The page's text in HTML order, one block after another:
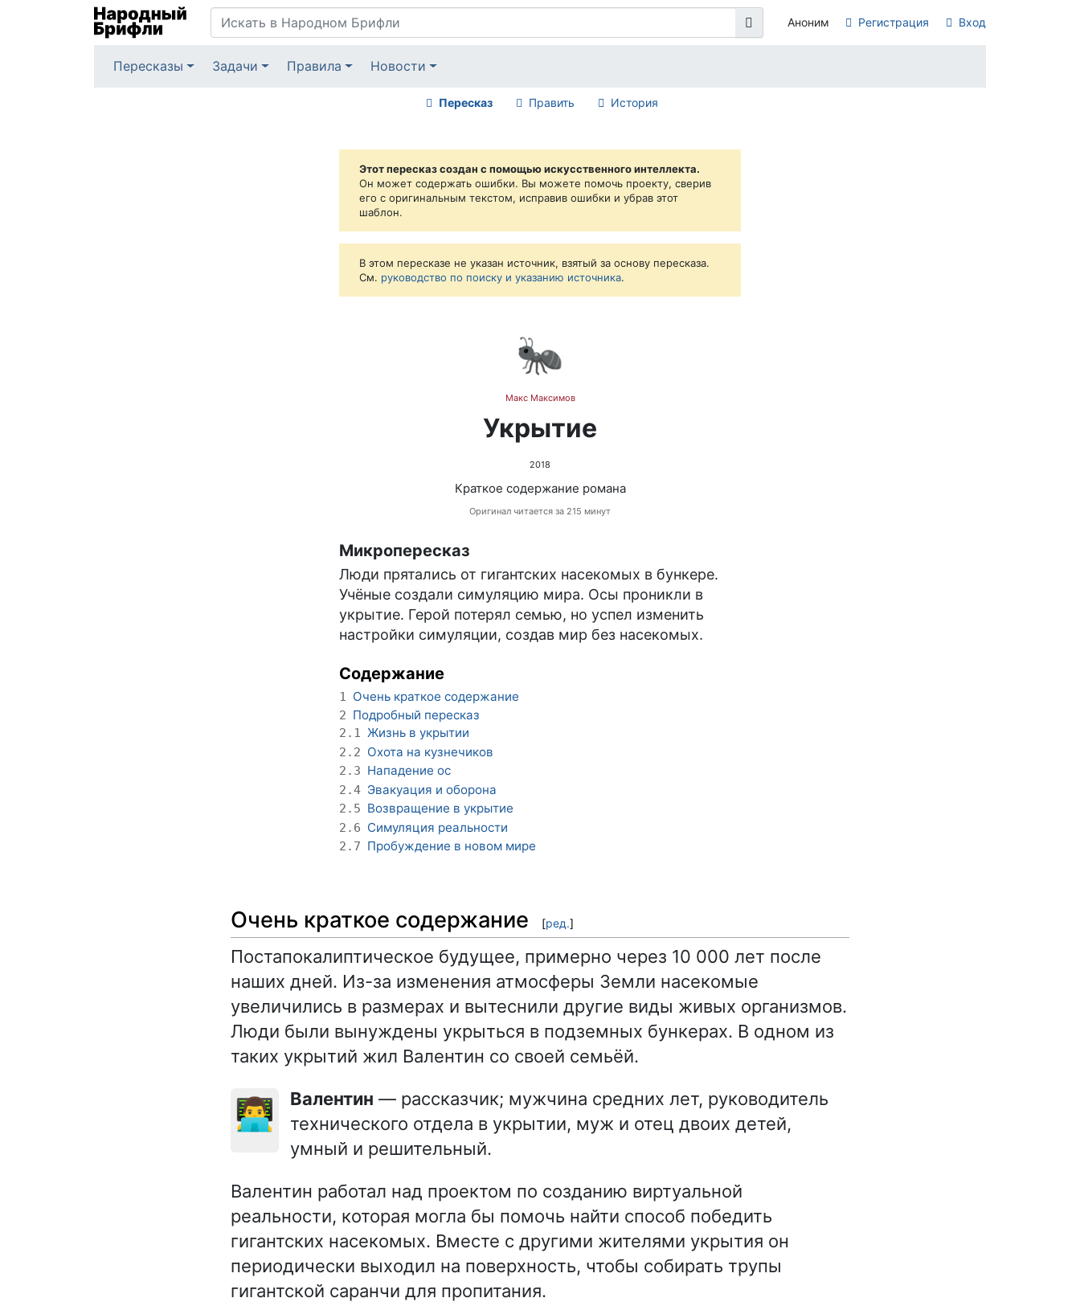
Аноним Регистрация Вход
Пересказы Задачи Правила Новости
Пересказ Править История
Этот пересказ создан с помощью искусственного интеллекта.
Он может содержать ошибки. Вы можете помочь проекту, сверив
его с оригинальным текстом, исправив ошибки и убрав этот
шаблон.
В этом пересказе не указан источник, взятый за основу пересказа.
См. руководство по поиску и указанию источника.
🐜
Макс Максимов
Укрытие
2018
Краткое содержание романа
Оригинал читается за 215 минут
Микропересказ
Люди прятались от гигантских насекомых в бункере.
Учёные создали симуляцию мира. Осы проникли в
укрытие. Герой потерял семью, но успел изменить
настройки симуляции, создав мир без насекомых.
Содержание
1 Очень краткое содержание
2 Подробный пересказ
2.1 Жизнь в укрытии
2.2 Охота на кузнечиков
2.3 Нападение ос
2.4 Эвакуация и оборона
2.5 Возвращение в укрытие
2.6 Симуляция реальности
2.7 Пробуждение в новом мире
Очень краткое содержание [ред.]
Постапокалиптическое будущее, примерно через 10 000 лет после
наших дней. Из-за изменения атмосферы Земли насекомые
увеличились в размерах и вытеснили другие виды живых организмов.
Люди были вынуждены укрыться в подземных бункерах. В одном из
таких укрытий жил Валентин со своей семьёй.
👨‍💻 Валентин — рассказчик; мужчина средних лет, руководитель
технического отдела в укрытии, муж и отец двоих детей,
умный и решительный.
Валентин работал над проектом по созданию виртуальной
реальности, которая могла бы помочь найти способ победить
гигантских насекомых. Вместе с другими жителями укрытия он
периодически выходил на поверхность, чтобы собирать трупы
гигантской саранчи для пропитания.